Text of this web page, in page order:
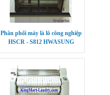
Phân phối máy là lô công nghiệp
HSCR - S812 HWASUNG